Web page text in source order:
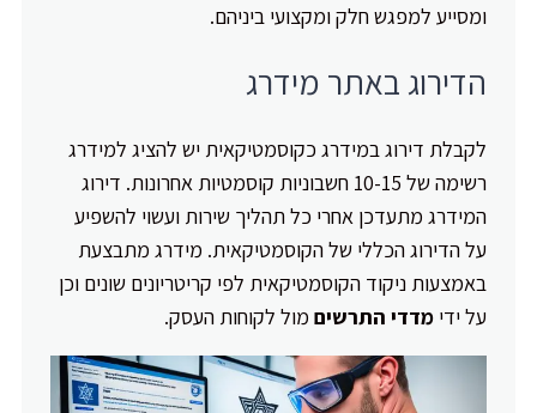
ומסייע למפגש חלק ומקצועי ביניהם.
הדירוג באתר מידרג
לקבלת דירוג במידרג כקוסמטיקאית יש להציג למידרג
רשימה של 10-15 חשבוניות קוסמטיות אחרונות. דירוג
המידרג מתעדכן אחרי כל תהליך שירות ועשוי להשפיע
על הדירוג הכללי של הקוסמטיקאית. מידרג מתבצעת
באמצעות ניקוד הקוסמטיקאית לפי קריטריונים שונים וכן
על ידי מדדי התרשיםמול לקוחות העסק.